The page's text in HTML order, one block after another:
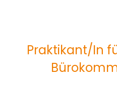
Praktikant/In